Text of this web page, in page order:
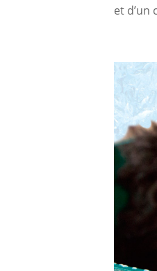
et d’un